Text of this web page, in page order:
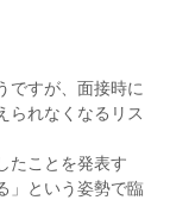
ですが、面接時に
られなくなるリス
たことを発表す
」という姿勢で臨